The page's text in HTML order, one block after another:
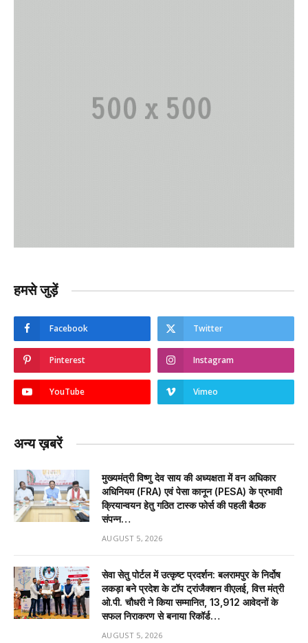
हमसे जुड़ें
Facebook Twitter
Pinterest Instagram
YouTube Vimeo
अन्य ख़बरें
मुख्यमंत्री विष्णु देव साय की अध्यक्षता में वन अधिकार
अधिनियम (FRA) एवं पेसा कानून (PESA) के प्रभावी
क्रियान्वयन हेतु गठित टास्क फोर्स की पहली बैठक
संपन्न…
AUGUST 5, 2026
सेवा सेतु पोर्टल में उत्कृष्ट प्रदर्शन: बलरामपुर के निर्दोष
लकड़ा बने प्रदेश के टॉप ट्रांजैक्शन वीएलई, वित्त मंत्री
ओ.पी. चौधरी ने किया सम्मानित, 13,912 आवेदनों के
सफल निराकरण से बनाया रिकॉर्ड…
AUGUST 5, 2026